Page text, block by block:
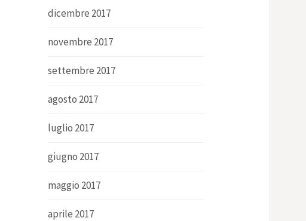
dicembre 2017
novembre 2017
settembre 2017
agosto 2017
luglio 2017
giugno 2017
maggio 2017
aprile 2017